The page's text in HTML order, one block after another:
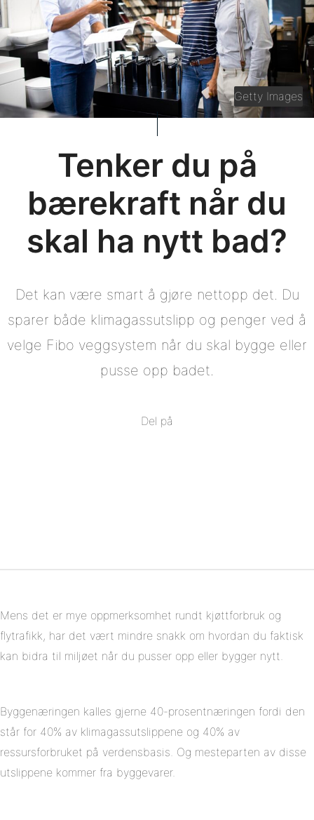
Getty Images
Tenker du på
bærekraft når du
skal ha nytt bad?
Det kan være smart å gjøre nettopp det. Du
sparer både klimagassutslipp og penger ved å
velge Fibo veggsystem når du skal bygge eller
pusse opp badet.
Del på
Mens det er mye oppmerksomhet rundt kjøttforbruk og
flytrafikk, har det vært mindre snakk om hvordan du faktisk
kan bidra til miljøet når du pusser opp eller bygger nytt.
Byggenæringen kalles gjerne 40-prosentnæringen fordi den
står for 40% av klimagassutslippene og 40% av
ressursforbruket på verdensbasis. Og mesteparten av disse
utslippene kommer fra byggevarer.